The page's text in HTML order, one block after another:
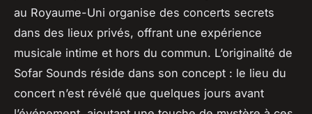
au Royaume-Uni organise des concerts secrets
dans des lieux privés, offrant une expérience
musicale intime et hors du commun. L’originalité de
Sofar Sounds réside dans son concept : le lieu du
concert n’est révélé que quelques jours avant